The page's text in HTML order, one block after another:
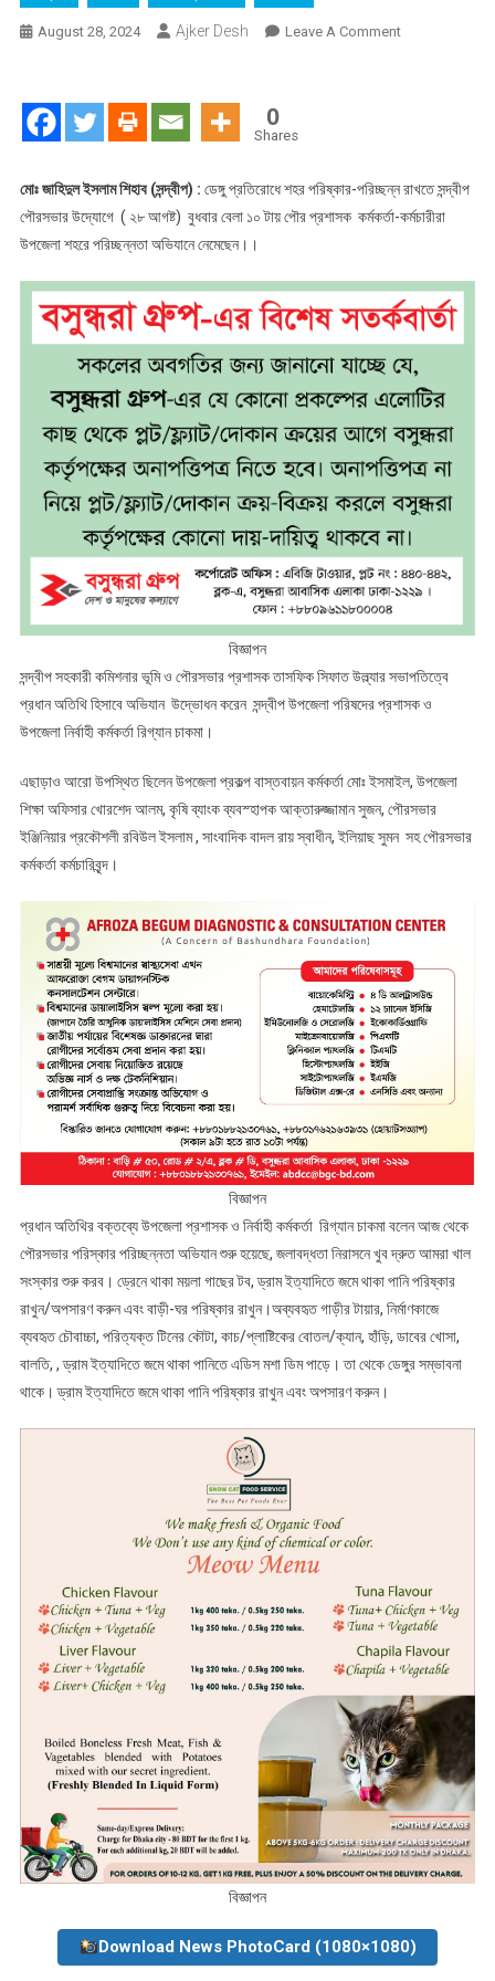
August 28, 2024 Ajker Desh Leave A CommentOn
পরিচ্ছন্নতা
অভিযান
0
Shares
মোঃ জাহিদুল ইসলাম শিহাব (সন্দ্বীপ) : ডেঙ্গু প্রতিরোধে শহর পরিষ্কার-পরিচ্ছন্ন রাখতে সন্দ্বীপ
পৌরসভার উদ্যোগে ( ২৮ আগষ্ট) বুধবার বেলা ১০ টায় পৌর প্রশাসক কর্মকর্তা-কর্মচারীরা
উপজেলা শহরে পরিচ্ছন্নতা অভিযানে নেমেছেন।।
বিজ্ঞাপন
সন্দ্বীপ সহকারী কমিশনার ভূমি ও পৌরসভার প্রশাসক তাসফিক সিফাত উল্ল্যার সভাপতিত্বে
প্রধান অতিথি হিসাবে অভিযান উদ্ভোধন করেন সন্দ্বীপ উপজেলা পরিষদের প্রশাসক ও
উপজেলা নির্বাহী কর্মকর্তা রিগ্যান চাকমা।
এছাড়াও আরো উপস্থিত ছিলেন উপজেলা প্রকল্প বাস্তবায়ন কর্মকর্তা মোঃ ইসমাইল, উপজেলা
শিক্ষা অফিসার খোরশেদ আলম, কৃষি ব্যাংক ব্যবস্হাপক আক্তারুজ্জামান সুজন, পৌরসভার
ইঞ্জিনিয়ার প্রকৌশলী রবিউল ইসলাম , সাংবাদিক বাদল রায় স্বাধীন, ইলিয়াছ সুমন সহ পৌরসভার
কর্মকর্তা কর্মচারিবৃন্দ।
বিজ্ঞাপন
প্রধান অতিথির বক্তব্যে উপজেলা প্রশাসক ও নির্বাহী কর্মকর্তা রিগ্যান চাকমা বলেন আজ থেকে
পৌরসভার পরিস্কার পরিচ্ছন্নতা অভিযান শুরু হয়েছে, জলাবদ্ধতা নিরাসনে খুব দ্রুত আমরা খাল
সংস্কার শুরু করব। ড্রেনে থাকা ময়লা গাছের টব, ড্রাম ইত্যাদিতে জমে থাকা পানি পরিষ্কার
রাখুন/অপসারণ করুন এবং বাড়ী-ঘর পরিষ্কার রাখুন।অব্যবহৃত গাড়ীর টায়ার, নির্মাণকাজে
ব্যবহৃত চৌবাচ্চা, পরিত্যক্ত টিনের কৌটা, কাচ/প্লাষ্টিকের বোতল/ক্যান, হাঁড়ি, ডাবের খোসা,
বালতি, , ড্রাম ইত্যাদিতে জমে থাকা পানিতে এডিস মশা ডিম পাড়ে। তা থেকে ডেঙ্গুর সম্ভাবনা
থাকে। ড্রাম ইত্যাদিতে জমে থাকা পানি পরিষ্কার রাখুন এবং অপসারণ করুন।
বিজ্ঞাপন
Download News PhotoCard (1080×1080)